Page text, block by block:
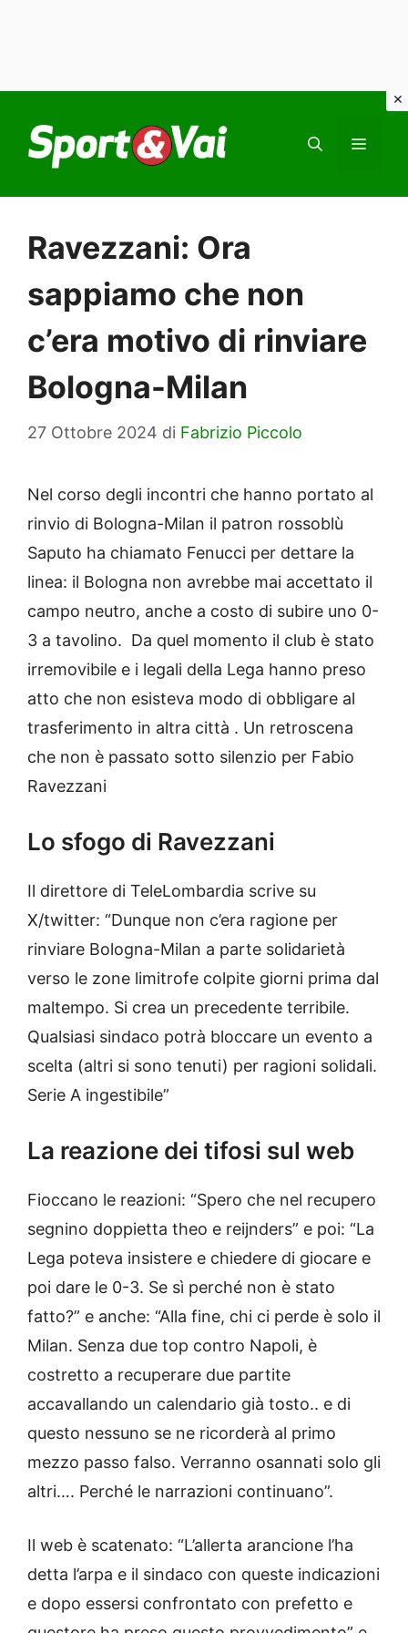
contenuto
Ravezzani: Ora
sappiamo che non
c’era motivo di rinviare
Bologna-Milan
27 Ottobre 2024 di Fabrizio Piccolo
Nel corso degli incontri che hanno portato al
rinvio di Bologna-Milan il patron rossoblù
Saputo ha chiamato Fenucci per dettare la
linea: il Bologna non avrebbe mai accettato il
campo neutro, anche a costo di subire uno 0-
3 a tavolino. Da quel momento il club è stato
irremovibile e i legali della Lega hanno preso
atto che non esisteva modo di obbligare al
trasferimento in altra città . Un retroscena
che non è passato sotto silenzio per Fabio
Ravezzani
Lo sfogo di Ravezzani
Il direttore di TeleLombardia scrive su
X/twitter: “Dunque non c’era ragione per
rinviare Bologna-Milan a parte solidarietà
verso le zone limitrofe colpite giorni prima dal
maltempo. Si crea un precedente terribile.
Qualsiasi sindaco potrà bloccare un evento a
scelta (altri si sono tenuti) per ragioni solidali.
Serie A ingestibile”
La reazione dei tifosi sul web
Fioccano le reazioni: “Spero che nel recupero
segnino doppietta theo e reijnders” e poi: “La
Lega poteva insistere e chiedere di giocare e
poi dare le 0-3. Se sì perché non è stato
fatto?” e anche: “Alla fine, chi ci perde è solo il
Milan. Senza due top contro Napoli, è
costretto a recuperare due partite
accavallando un calendario già tosto.. e di
questo nessuno se ne ricorderà al primo
mezzo passo falso. Verranno osannati solo gli
altri…. Perché le narrazioni continuano”.
Il web è scatenato: “L’allerta arancione l’ha
detta l’arpa e il sindaco con queste indicazioni
e dopo essersi confrontato con prefetto e